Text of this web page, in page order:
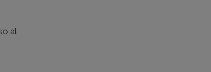
al